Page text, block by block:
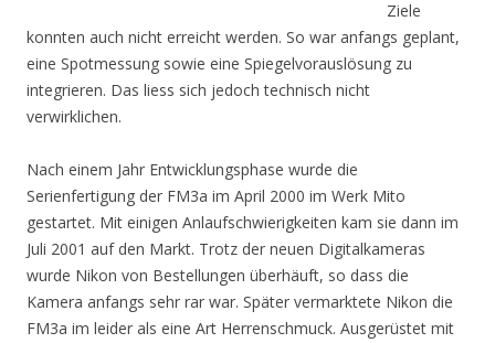
Ziele
konnten auch nicht erreicht werden. So war anfangs geplant,
eine Spotmessung sowie eine Spiegelvorauslösung zu
integrieren. Das liess sich jedoch technisch nicht
verwirklichen.
Nach einem Jahr Entwicklungsphase wurde die
Serienfertigung der FM3a im April 2000 im Werk Mito
gestartet. Mit einigen Anlaufschwierigkeiten kam sie dann im
Juli 2001 auf den Markt. Trotz der neuen Digitalkameras
wurde Nikon von Bestellungen überhäuft, so dass die
Kamera anfangs sehr rar war. Später vermarktete Nikon die
FM3a im leider als eine Art Herrenschmuck. Ausgerüstet mit